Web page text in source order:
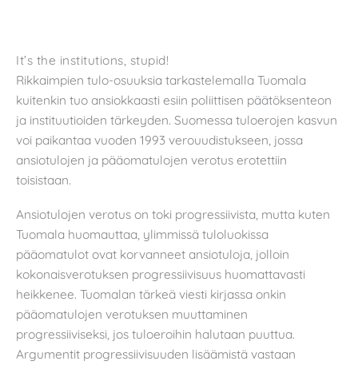
It’s the institutions, stupid!
Rikkaimpien tulo-osuuksia tarkastelemalla Tuomala
kuitenkin tuo ansiokkaasti esiin poliittisen päätöksenteon
ja instituutioiden tärkeyden. Suomessa tuloerojen kasvun
voi paikantaa vuoden 1993 verouudistukseen, jossa
ansiotulojen ja pääomatulojen verotus erotettiin
toisistaan.
Ansiotulojen verotus on toki progressiivista, mutta kuten
Tuomala huomauttaa, ylimmissä tuloluokissa
pääomatulot ovat korvanneet ansiotuloja, jolloin
kokonaisverotuksen progressiivisuus huomattavasti
heikkenee. Tuomalan tärkeä viesti kirjassa onkin
pääomatulojen verotuksen muuttaminen
progressiiviseksi, jos tuloeroihin halutaan puuttua.
Argumentit progressiivisuuden lisäämistä vastaan